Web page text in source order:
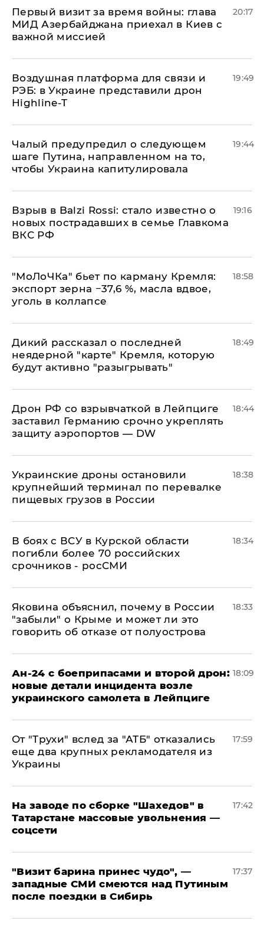
Первый визит за время войны: глава
МИД Азербайджана приехал в Киев с
важной миссией
20:17
Воздушная платформа для связи и
РЭБ: в Украине представили дрон
Highline-T
19:49
Чалый предупредил о следующем
шаге Путина, направленном на то,
чтобы Украина капитулировала
19:44
Взрыв в Balzi Rossi: стало известно о
новых пострадавших в семье Главкома
ВКС РФ
19:16
​"МоЛоЧКа" бьет по карману Кремля:
экспорт зерна −37,6 %, масла вдвое,
уголь в коллапсе
18:58
Дикий рассказал о последней
неядерной "карте" Кремля, которую
будут активно "разыгрывать"
18:49
​Дрон РФ со взрывчаткой в Лейпциге
заставил Германию срочно укреплять
защиту аэропортов — DW
18:44
Украинские дроны остановили
крупнейший терминал по перевалке
пищевых грузов в России
18:38
В боях с ВСУ в Курской области
погибли более 70 российских
срочников - росСМИ
18:34
Яковина объяснил, почему в России
"забыли" о Крыме и может ли это
говорить об отказе от полуострова
18:33
Ан-24 с боеприпасами и второй дрон:
новые детали инцидента возле
украинского самолета в Лейпциге
18:09
От "Трухи" вслед за "АТБ" отказались
еще два крупных рекламодателя из
Украины
17:59
На заводе по сборке "Шахедов" в
Татарстане массовые увольнения —
соцсети
17:42
"Визит барина принес чудо", —
западные СМИ смеются над Путиным
после поездки в Сибирь
17:37